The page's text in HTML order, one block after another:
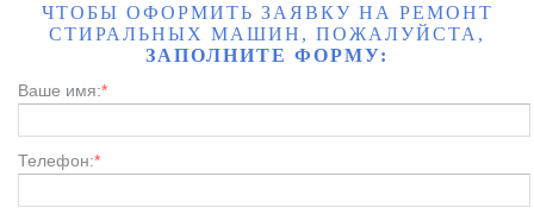
ЧТОБЫ ОФОРМИТЬ ЗАЯВКУ НА РЕМОНТ
СТИРАЛЬНЫХ МАШИН, ПОЖАЛУЙСТА,
ЗАПОЛНИТЕ ФОРМУ:
Ваше имя:*
Телефон:*